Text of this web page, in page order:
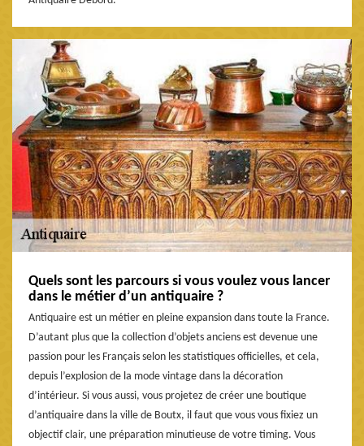
Quels sont les parcours si vous voulez vous lancer
dans le métier d’un antiquaire ?
Antiquaire est un métier en pleine expansion dans toute la France.
D’autant plus que la collection d’objets anciens est devenue une
passion pour les Français selon les statistiques officielles, et cela,
depuis l’explosion de la mode vintage dans la décoration
d’intérieur. Si vous aussi, vous projetez de créer une boutique
d’antiquaire dans la ville de Boutx, il faut que vous vous fixiez un
objectif clair, une préparation minutieuse de votre timing. Vous